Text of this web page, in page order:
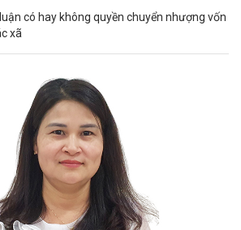
có hay không quyền chuyển nhượng vốn
xã